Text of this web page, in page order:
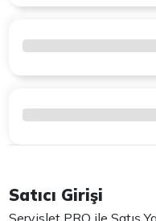
Satıcı Girişi